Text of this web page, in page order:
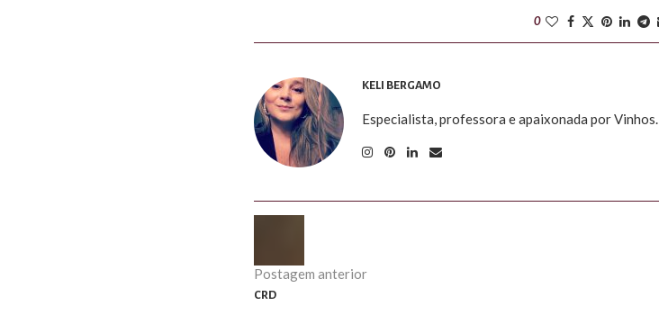
0
KELI BERGAMO
Especialista, professora e apaixonada por Vinhos.
Postagem anterior
CRD